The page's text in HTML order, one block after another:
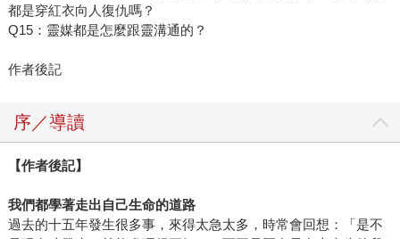
都是穿紅衣向人復仇嗎？
Q15：靈媒都是怎麼跟靈溝通的？
作者後記
序／導讀
【作者後記】
我們都學著走出自己生命的道路
過去的十五年發生很多事，來得太急太多，時常會回想：「是不